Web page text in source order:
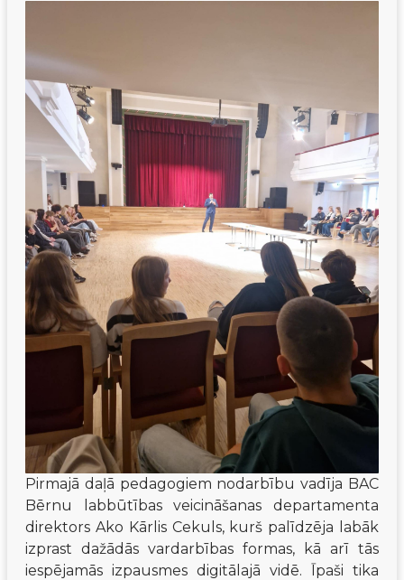
Pirmajā daļā pedagogiem nodarbību vadīja BAC
Bērnu labbūtības veicināšanas departamenta
direktors Ako Kārlis Cekuls, kurš palīdzēja labāk
izprast dažādās vardarbības formas, kā arī tās
iespējamās izpausmes digitālajā vidē. Īpaši tika